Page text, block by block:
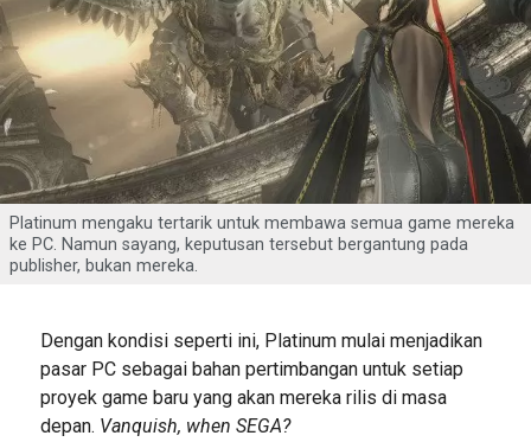
Platinum mengaku tertarik untuk membawa semua game mereka
ke PC. Namun sayang, keputusan tersebut bergantung pada
publisher, bukan mereka.
Dengan kondisi seperti ini, Platinum mulai menjadikan
pasar PC sebagai bahan pertimbangan untuk setiap
proyek game baru yang akan mereka rilis di masa
depan. Vanquish, when SEGA?